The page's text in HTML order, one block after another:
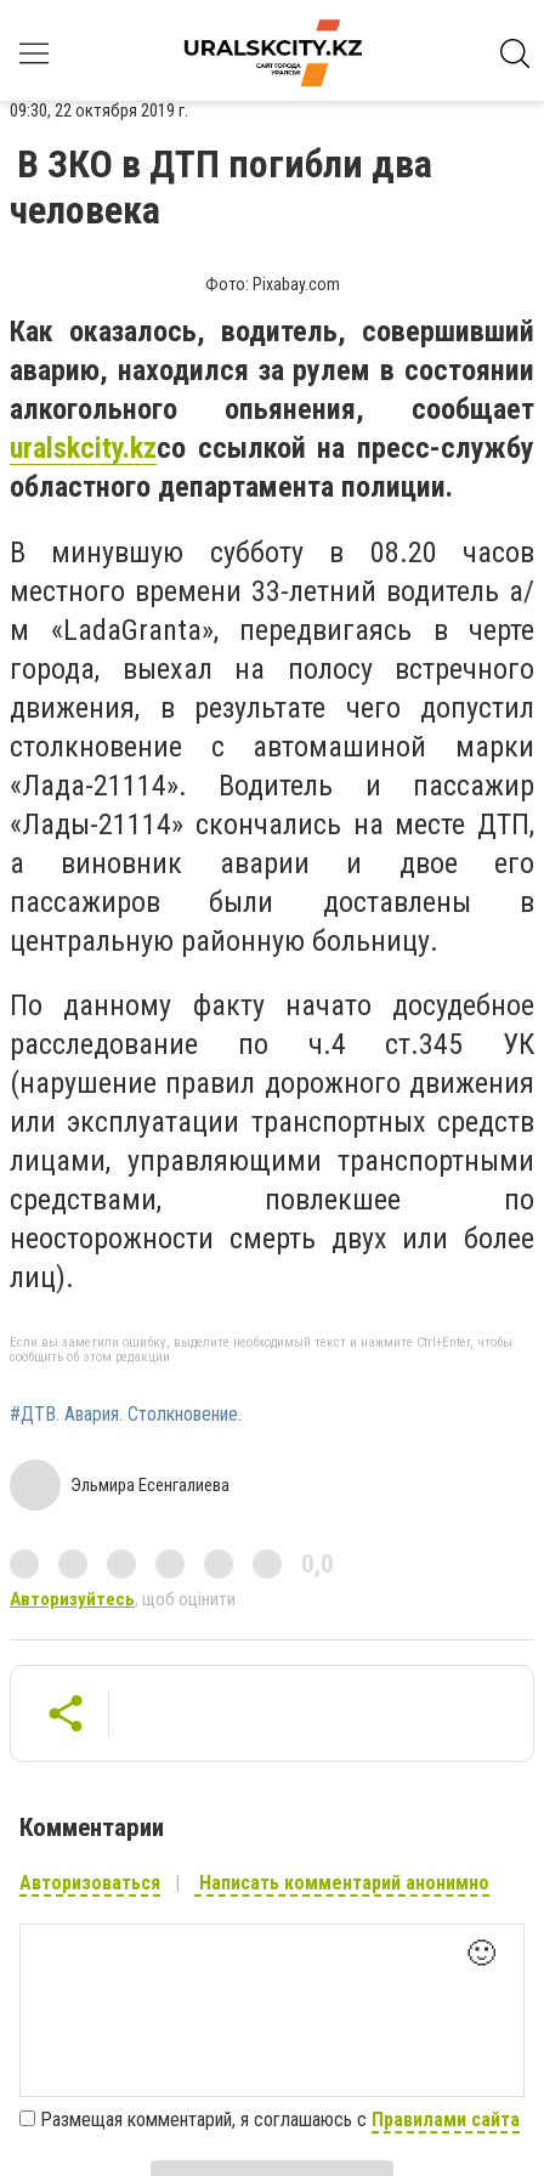
09:30, 22 октября 2019 г.
В ЗКО в ДТП погибли два
человека
Фото: Pixabay.com
Как оказалось, водитель, совершивший
аварию, находился за рулем в состоянии
алкогольного опьянения, сообщает
uralskcity.kzсо ссылкой на пресс-службу
областного департамента полиции.
В минувшую субботу в 08.20 часов
местного времени 33-летний водитель а/
м «LadaGranta», передвигаясь в черте
города, выехал на полосу встречного
движения, в результате чего допустил
столкновение с автомашиной марки
«Лада-21114». Водитель и пассажир
«Лады-21114» скончались на месте ДТП,
а виновник аварии и двое его
пассажиров были доставлены в
центральную районную больницу.
По данному факту начато досудебное
расследование по ч.4 ст.345 УК
(нарушение правил дорожного движения
или эксплуатации транспортных средств
лицами, управляющими транспортными
средствами, повлекшее по
неосторожности смерть двух или более
лиц).
Если вы заметили ошибку, выделите необходимый текст и нажмите Ctrl+Enter, чтобы
сообщить об этом редакции
#ДТВ. Авария. Столкновение.
Эльмира Есенгалиева
0,0
Авторизуйтесь, щоб оцінити
Комментарии
Авторизоваться Написать комментарий анонимно
🙂
Размещая комментарий, я соглашаюсь с Правилами сайта